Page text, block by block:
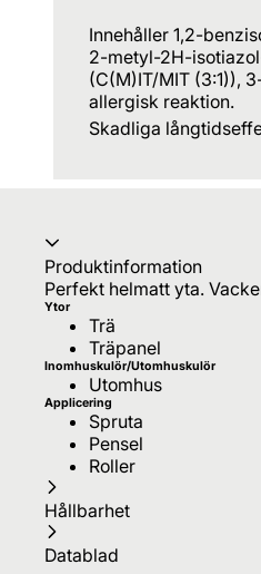
Innehåller 1,2-
2-metyl-2H-
(C(M)IT/MIT (3:1)),
allergisk reaktion.
Skadliga
Produktinformation
Perfekt helmatt yta.
Ytor
Trä
Träpanel
Inomhuskulör/Utomhuskulör
Utomhus
Applicering
Spruta
Pensel
Roller
Hållbarhet
Datablad